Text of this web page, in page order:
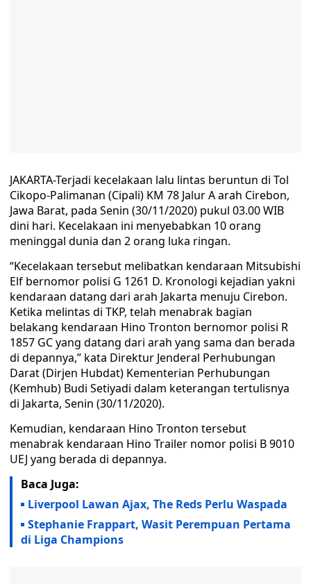
JAKARTA-Terjadi kecelakaan lalu lintas beruntun di Tol
Cikopo-Palimanan (Cipali) KM 78 Jalur A arah Cirebon,
Jawa Barat, pada Senin (30/11/2020) pukul 03.00 WIB
dini hari. Kecelakaan ini menyebabkan 10 orang
meninggal dunia dan 2 orang luka ringan.
“Kecelakaan tersebut melibatkan kendaraan Mitsubishi
Elf bernomor polisi G 1261 D. Kronologi kejadian yakni
kendaraan datang dari arah Jakarta menuju Cirebon.
Ketika melintas di TKP, telah menabrak bagian
belakang kendaraan Hino Tronton bernomor polisi R
1857 GC yang datang dari arah yang sama dan berada
di depannya,” kata Direktur Jenderal Perhubungan
Darat (Dirjen Hubdat) Kementerian Perhubungan
(Kemhub) Budi Setiyadi dalam keterangan tertulisnya
di Jakarta, Senin (30/11/2020).
Kemudian, kendaraan Hino Tronton tersebut
menabrak kendaraan Hino Trailer nomor polisi B 9010
UEJ yang berada di depannya.
Baca Juga:
Liverpool Lawan Ajax, The Reds Perlu Waspada
Stephanie Frappart, Wasit Perempuan Pertama
di Liga Champions